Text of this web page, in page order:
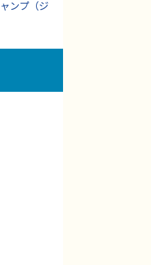
ンプ（ジ